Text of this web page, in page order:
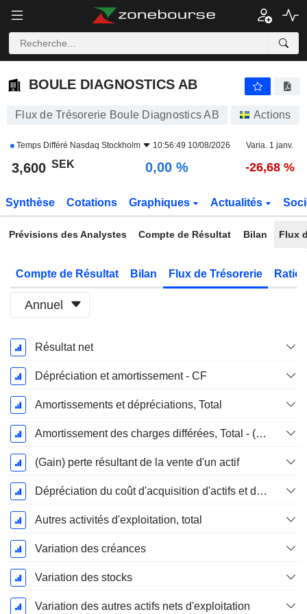
BOULE DIAGNOSTICS AB
BOULE DIAGNOSTICS AB
Flux de Trésorerie Boule Diagnostics AB Actions
Temps Différé Nasdaq Stockholm 10:56:49 10/08/2026 Varia. 1 janv.
3,600 SEK 0,00 % -26,68 %
Synthèse Cotations Graphiques Actualités
Prévisions des Analystes Compte de Résultat Bilan Flux
Compte de Résultat Bilan Flux de Trésorerie
Annuel
Période
Fiscale:
Décembre
Résultat net
Dépréciation et amortissement - CF
Amortissements et dépréciations, Total
Amortissement des charges différées, Total - (CF)
(Gain) perte résultant de la vente d'un actif
Dépréciation du coût d'acquisition d'actifs et dépenses de restructuration
Autres activités d'exploitation, total
Variation des créances
Variation des stocks
Variation des autres actifs nets d'exploitation